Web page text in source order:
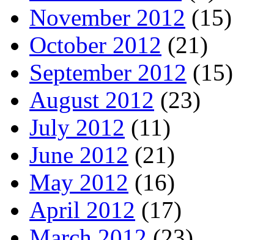
November 2012 (15)
October 2012 (21)
September 2012 (15)
August 2012 (23)
July 2012 (11)
June 2012 (21)
May 2012 (16)
April 2012 (17)